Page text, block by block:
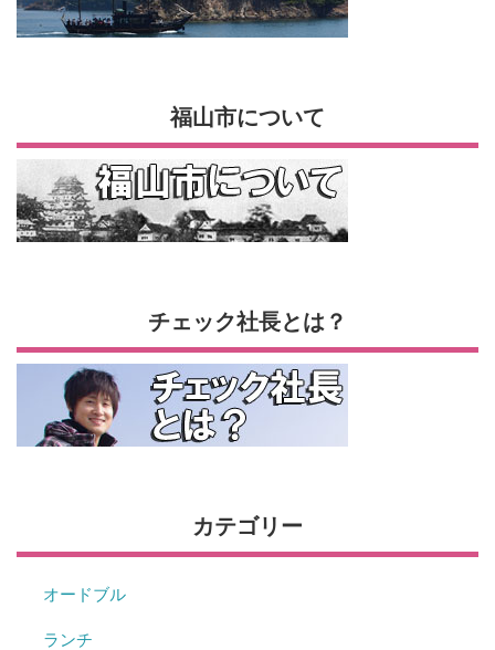
福山市について
チェック社長とは？
カテゴリー
オードブル
ランチ